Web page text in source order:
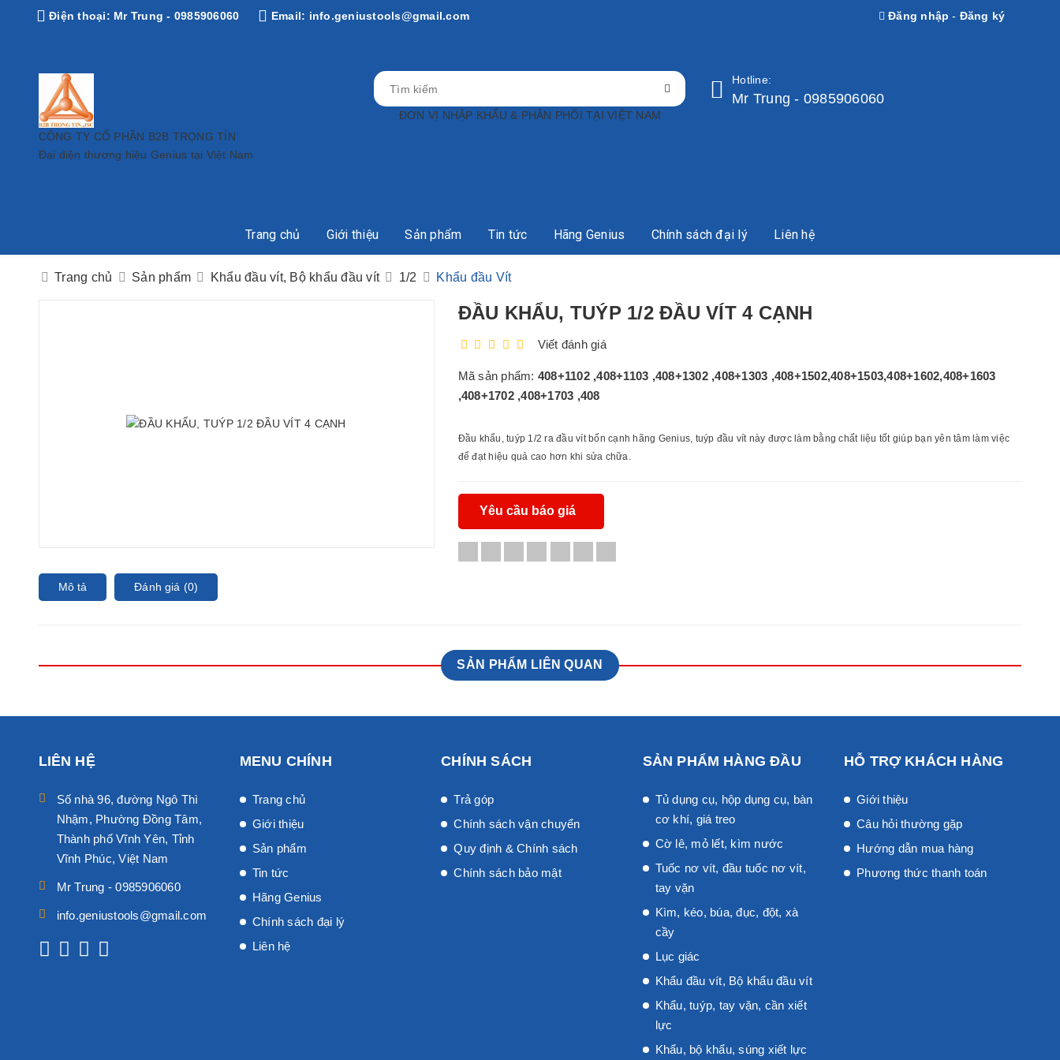
Điện thoại: Mr Trung - 0985906060 Email: info.geniustools@gmail.com Đăng nhập - Đăng ký
CÔNG TY CỔ PHẦN B2B TRỌNG TÍN
Đại diện thương hiệu Genius tại Việt Nam
ĐƠN VỊ NHẬP KHẨU & PHÂN PHỐI TẠI VIỆT NAM
Hotline:
Mr Trung - 0985906060
Trang chủ Giới thiệu Sản phẩm Tin tức Hãng Genius Chính sách đại lý Liên hệ
Trang chủ Sản phẩm Khẩu đầu vít, Bộ khẩu đầu vít 1/2 Khẩu đầu Vít
ĐẦU KHẨU, TUÝP 1/2 ĐẦU VÍT 4 CẠNH
Viết đánh giá
Mã sản phẩm: 408+1102 ,408+1103 ,408+1302 ,408+1303 ,408+1502,408+1503,408+1602,408+1603
,408+1702 ,408+1703 ,408
Đầu khẩu, tuýp 1/2 ra đầu vít bốn cạnh hãng Genius, tuýp đầu vít này được làm bằng chất liệu tốt giúp bạn yên tâm làm việc
để đạt hiệu quả cao hơn khi sửa chữa.
Yêu cầu báo giá
Mô tả Đánh giá (0)
SẢN PHẨM LIÊN QUAN
LIÊN HỆ
Số nhà 96, đường Ngô Thì
Nhậm, Phường Đồng Tâm,
Thành phố Vĩnh Yên, Tỉnh
Vĩnh Phúc, Việt Nam
Mr Trung - 0985906060
info.geniustools@gmail.com
MENU CHÍNH
Trang chủ
Giới thiệu
Sản phẩm
Tin tức
Hãng Genius
Chính sách đại lý
Liên hệ
CHÍNH SÁCH
Trả góp
Chính sách vận chuyển
Quy định & Chính sách
Chính sách bảo mật
SẢN PHẨM HÀNG ĐẦU
Tủ dụng cụ, hộp dụng cụ, bàn
cơ khí, giá treo
Cờ lê, mỏ lết, kìm nước
Tuốc nơ vít, đầu tuốc nơ vít,
tay vặn
Kìm, kéo, búa, đục, đột, xà
cầy
Lục giác
Khẩu đầu vít, Bộ khẩu đầu vít
Khẩu, tuýp, tay vặn, cần xiết
lực
Khẩu, bộ khẩu, súng xiết lực
HỖ TRỢ KHÁCH HÀNG
Giới thiệu
Câu hỏi thường gặp
Hướng dẫn mua hàng
Phương thức thanh toán